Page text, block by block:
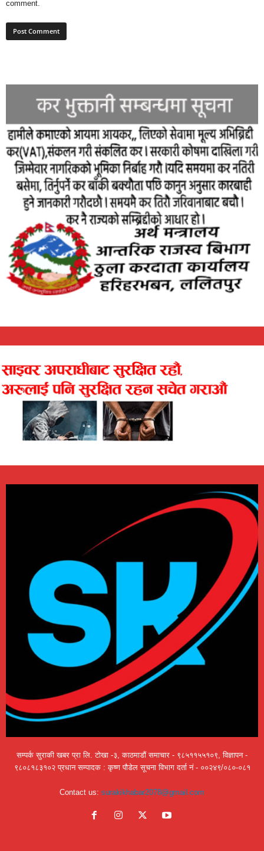
comment.
सम्पर्क सुराकी खबर प्रा लि. टोखा -३, काठमाडौं समाचार - ९८५११५५१०९, विज्ञापन -
९८०८१८३१०२ प्रधान सम्पादक : कृष्ण पौडेल सूचना विभाग दर्ता नं - ००२४९/०८०-०८१
Contact us: surakikhabar2078@gmail.com